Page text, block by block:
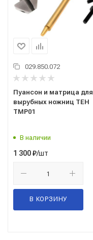
029.850.072
Пуансон и матрица для
вырубных ножниц TEH
TMP01
В наличии
1 300₽/шт
В КОРЗИНУ